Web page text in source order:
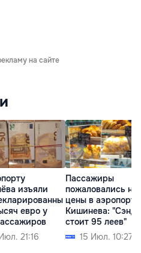
на сайте
изъяли
евро у
21:16
Пассажиры
пожаловались на
цены в аэропорту
Кишинева:
стоит 95 леев"
15 Июл. 10:27